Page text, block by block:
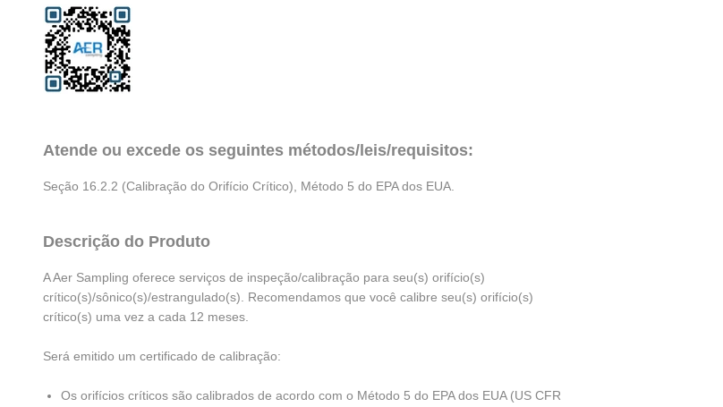
Atende ou excede os seguintes métodos/leis/requisitos:
Seção 16.2.2 (Calibração do Orifício Crítico), Método 5 do EPA dos EUA.
Descrição do Produto
A Aer Sampling oferece serviços de inspeção/calibração para seu(s) orifício(s)
crítico(s)/sônico(s)/estrangulado(s). Recomendamos que você calibre seu(s) orifício(s)
crítico(s) uma vez a cada 12 meses.
Será emitido um certificado de calibração:
Os orifícios críticos são calibrados de acordo com o Método 5 do EPA dos EUA (US CFR